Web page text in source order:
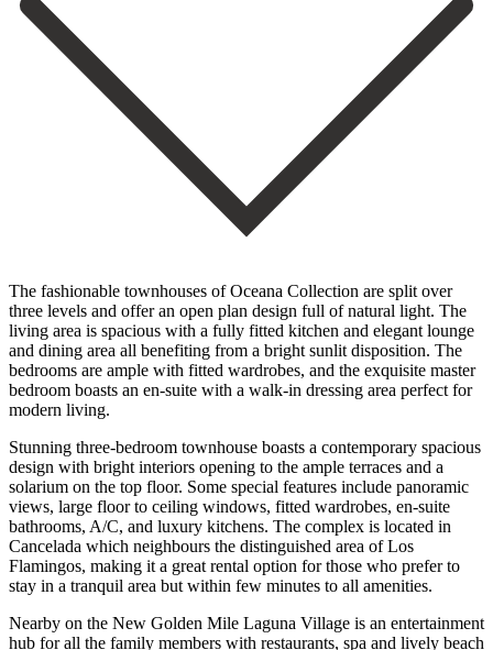
The fashionable townhouses of Oceana Collection are split over
three levels and offer an open plan design full of natural light. The
living area is spacious with a fully fitted kitchen and elegant lounge
and dining area all benefiting from a bright sunlit disposition. The
bedrooms are ample with fitted wardrobes, and the exquisite master
bedroom boasts an en-suite with a walk-in dressing area perfect for
modern living.
Stunning three-bedroom townhouse boasts a contemporary spacious
design with bright interiors opening to the ample terraces and a
solarium on the top floor. Some special features include panoramic
views, large floor to ceiling windows, fitted wardrobes, en-suite
bathrooms, A/C, and luxury kitchens. The complex is located in
Cancelada which neighbours the distinguished area of Los
Flamingos, making it a great rental option for those who prefer to
stay in a tranquil area but within ‌few ‌minutes ‌to ‌all amenities.
‌Nearby on ‌the New Golden Mile Laguna Village is an ‌entertainment
hub ‌for all ‌the family members ‌with ‌restaurants, ‌spa ‌and ‌lively ‌beach